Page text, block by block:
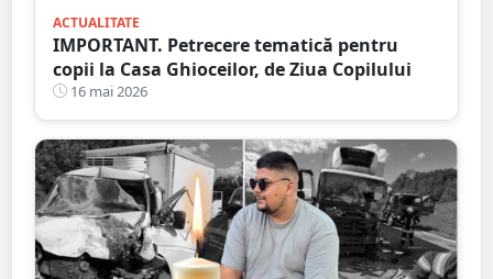
ACTUALITATE
IMPORTANT. Petrecere tematică pentru
copii la Casa Ghioceilor, de Ziua Copilului
16 mai 2026